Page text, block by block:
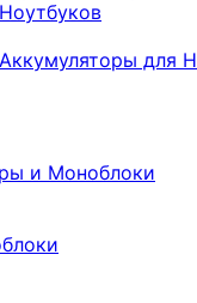
Ноутбуков
Аккумуляторы для
и Моноблоки